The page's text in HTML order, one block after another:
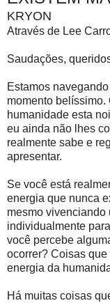
KRYON
Através de Lee
Saudações,
Estamos
momento
humanidade esta
eu ainda não lhes
realmente sabe e
apresentar.
Se você está
energia que nunca
mesmo vivenciando
individualmente
você percebe
ocorrer? Coisas
energia da
Há muitas coisas